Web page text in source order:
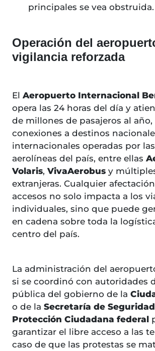
principales se vea obstruida.
Operación del
vigilancia reforzada
El Aeropuerto Internacional
opera las 24 horas del día y
de millones de pasajeros al año,
conexiones a destinos
internacionales operadas por
aerolíneas del país, entre ellas
Volaris, VivaAerobus y
extranjeras. Cualquier
accesos no solo impacta a los
individuales, sino que puede
en cadena sobre toda la
centro del país.
La administración del
si se coordinó con autoridades
pública del gobierno de la
o de la Secretaría de
Protección Ciudadana federal
garantizar el libre acceso a las
caso de que las protestas se